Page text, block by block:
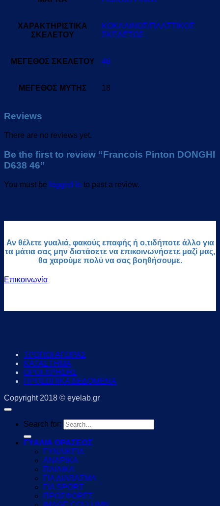
ΧΑΡΑΚΤΗΡΙΣΤΙΚΑ
ΣΚΕΛΕΤΟΥ
ΚΟΚΑΛΙΝΟΣ/ΠΛΑΣΤΙΚΟΣ
ΣΚΕΛΕΤΟΣ
ΜΕΓΕΘΟΣ ΣΚΕΛΕΤΟΥ 46
ΜΕΓΕΘΟΣ ΜΥΤΗΣ 18
Reviews
There are no reviews yet.
Be the first to review “Francois Pinton DONGHI
D638 46”
You must be logged in to post a review.
Αν θέλετε γυαλιά, φακούς επαφής ή ο,τιδήποτε άλλο για
τα μάτια σας μην διστάσετε να επικοινωνήσετε μαζί μας,
θα χαρούμε πολύ να σας βοηθήσουμε.
Επικοινωνία
ΤΡΟΠΟΙ ΑΓΟΡΑΣ
ΚΑΤΑΣΤΗΜΑ
ΟΡΟΙ ΧΡΗΣΗΣ
ΠΡΟΣΩΠΙΚΑ ΔΕΔΟΜΕΝΑ
Copyright 2018 © eyelab.gr
Search for:
ΓΥΑΛΙΑ ΟΡΑΣΕΩΣ
ΓΥΝΑΙΚΕΙΑ
ΑΝΔΡΙΚΑ
ΠΑΙΔΙΚΑ
ΓΙΑ ΔΙΑΒΑΣΜΑ
ΓΙΑ SPORT
ΠΡΟΣΦΟΡΕΣ